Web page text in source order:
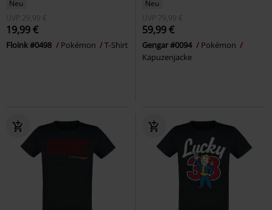
Neu
UVP
29,99 €
19,99 €
Floink #0498 Pokémon T-Shirt
Neu
UVP
79,99 €
59,99 €
Gengar #0094
Pokémon
Kapuzenjacke